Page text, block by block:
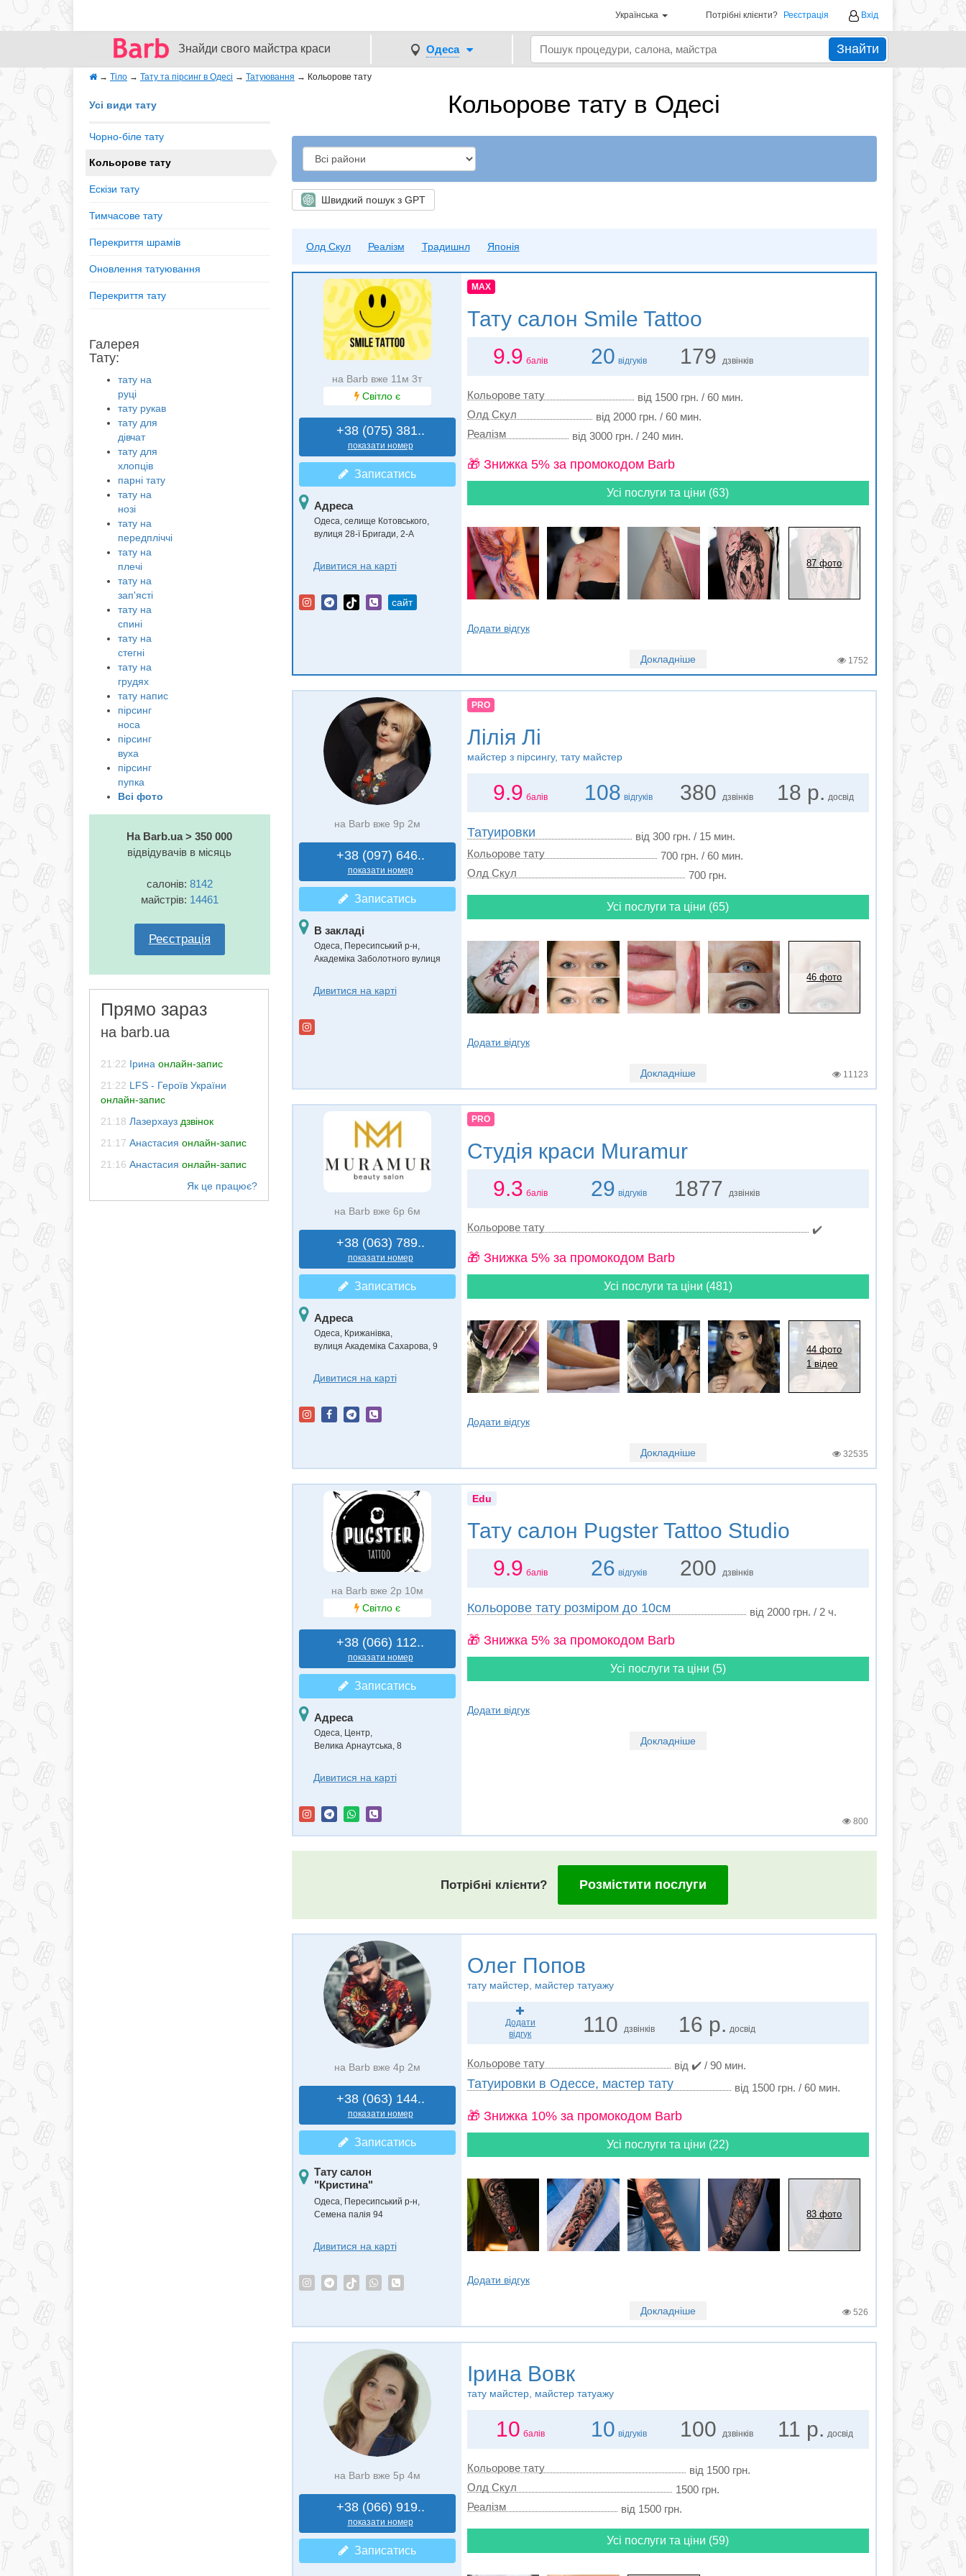
Українська Потрібні клієнти? Реєстрація Вхід
Знайди свого майстра краси Одеса Знайти
→ Тіло → Тату та пірсинг в Одесі → Татуювання → Кольорове тату
Кольорове тату в Одесі
Швидкий пошук з GPT
Олд Скул Реалізм Традишнл Японія
Усі види тату
Чорно-біле тату
Кольорове тату
Ескізи тату
Тимчасове тату
Перекриття шрамів
Оновлення татуювання
Перекриття тату
Галерея
Тату:
тату на
руці
тату рукав
тату для
дівчат
тату для
хлопців
парні тату
тату на
нозі
тату на
передпліччі
тату на
плечі
тату на
зап'ясті
тату на
спині
тату на
стегні
тату на
грудях
тату напис
пірсинг
носа
пірсинг
вуха
пірсинг
пупка
Всі фото
На Barb.ua > 350 000
відвідувачів в місяць
салонів: 8142
майстрів: 14461
Реєстрація
Прямо зараз
на barb.ua
21:22 Ірина онлайн-запис
21:22 LFS - Героїв України
онлайн-запис
21:18 Лазерхауз дзвінок
21:17 Анастасия онлайн-запис
21:16 Анастасия онлайн-запис
на Barb вже 11м 3т
Світло є
+38 (075) 381..
показати номер
Записатись
Адреса
Одеса, селище Котовського,
вулиця 28-ї Бригади, 2-А
Дивитися на карті
сайт
MAX
Тату салон Smile Tattoo
9.9 балів 20 відгуків 179 дзвінків
Кольорове тату
від 1500 грн. / 60 мин.
Олд Скул
від 2000 грн. / 60 мин.
Реалізм
від 3000 грн. / 240 мин.
🎁 Знижка 5% за промокодом Barb
Усі послуги та ціни (63)
87 фото
Додати відгук
Докладніше 1752
на Barb вже 9р 2м
+38 (097) 646..
показати номер
Записатись
В закладі
Одеса, Пересипський р-н,
Академіка Заболотного вулиця
Дивитися на карті
PRO
Лілія Лі
майстер з пірсингу, тату майстер
9.9 балів 108 відгуків 380 дзвінків 18 р. досвід
Татуировки
від 300 грн. / 15 мин.
Кольорове тату
700 грн. / 60 мин.
Олд Скул
700 грн.
Усі послуги та ціни (65)
46 фото
Додати відгук
Докладніше 11123
на Barb вже 6р 6м
+38 (063) 789..
показати номер
Записатись
Адреса
Одеса, Крижанівка
вулиця Академіка Сахарова, 9
Дивитися на карті
PRO
Студія краси Muramur
9.3 балів 29 відгуків 1877 дзвінків
Кольорове тату ✔️
🎁 Знижка 5% за промокодом Barb
Усі послуги та ціни (481)
44 фото
1 відео
Додати відгук
Докладніше 32535
на Barb вже 2р 10м
Світло є
+38 (066) 112..
показати номер
Записатись
Адреса
Одеса, Центр,
Велика Арнаутська, 8
Дивитися на карті
Edu
Тату салон Pugster Tattoo Studio
9.9 балів 26 відгуків 200 дзвінків
Кольорове тату розміром до 10см від 2000 грн. / 2 ч.
🎁 Знижка 5% за промокодом Barb
Усі послуги та ціни (5)
Додати відгук
Докладніше
800
Потрібні клієнти? Розмістити послуги
на Barb вже 4р 2м
+38 (063) 144..
показати номер
Записатись
Тату салон
"Кристина"
Одеса, Пересипський р-н,
Семена палія 94
Дивитися на карті
Олег Попов
тату майстер, майстер татуажу
Додати
відгук
110 дзвінків 16 р. досвід
Кольорове тату від ✔️ / 90 мин.
Татуировки в Одессе, мастер тату від 1500 грн. / 60 мин.
🎁 Знижка 10% за промокодом Barb
Усі послуги та ціни (22)
83 фото
Додати відгук
Докладніше 526
на Barb вже 5р 4м
+38 (066) 919..
показати номер
Записатись
Ірина Вовк
тату майстер, майстер татуажу
10 балів 10 відгуків 100 дзвінків 11 р. досвід
Кольорове тату
від 1500 грн.
Олд Скул
1500 грн.
Реалізм
від 1500 грн.
Усі послуги та ціни (59)